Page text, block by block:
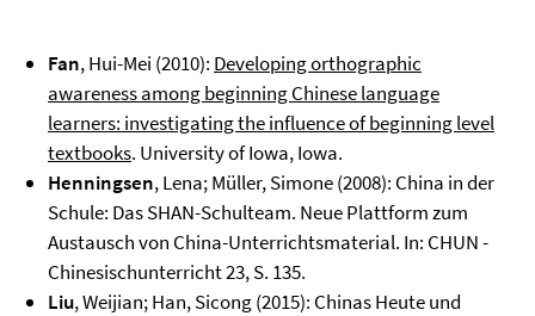
Fan, Hui-Mei (2010): Developing orthographic
awareness among beginning Chinese language
learners: investigating the influence of beginning level
textbooks. University of Iowa, Iowa.
Henningsen, Lena; Müller, Simone (2008): China in der
Schule: Das SHAN-Schulteam. Neue Plattform zum
Austausch von China-Unterrichtsmaterial. In: CHUN -
Chinesischunterricht 23, S. 135.
Liu, Weijian; Han, Sicong (2015): Chinas Heute und